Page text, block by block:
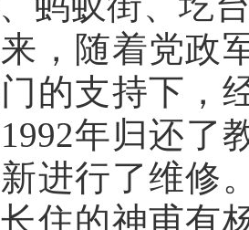
，随着党政
的支持下，
年归还了
进行了维修
住的神甫有